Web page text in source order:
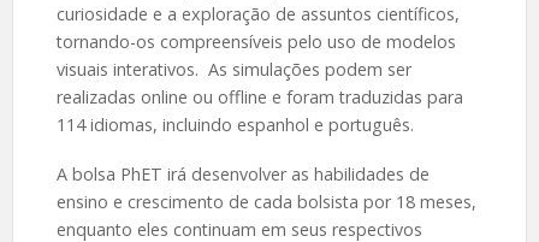
curiosidade e a exploração de assuntos científicos,
tornando-os compreensíveis pelo uso de modelos
visuais interativos. As simulações podem ser
realizadas online ou offline e foram traduzidas para
114 idiomas, incluindo espanhol e português.
A bolsa PhET irá desenvolver as habilidades de
ensino e crescimento de cada bolsista por 18 meses,
enquanto eles continuam em seus respectivos